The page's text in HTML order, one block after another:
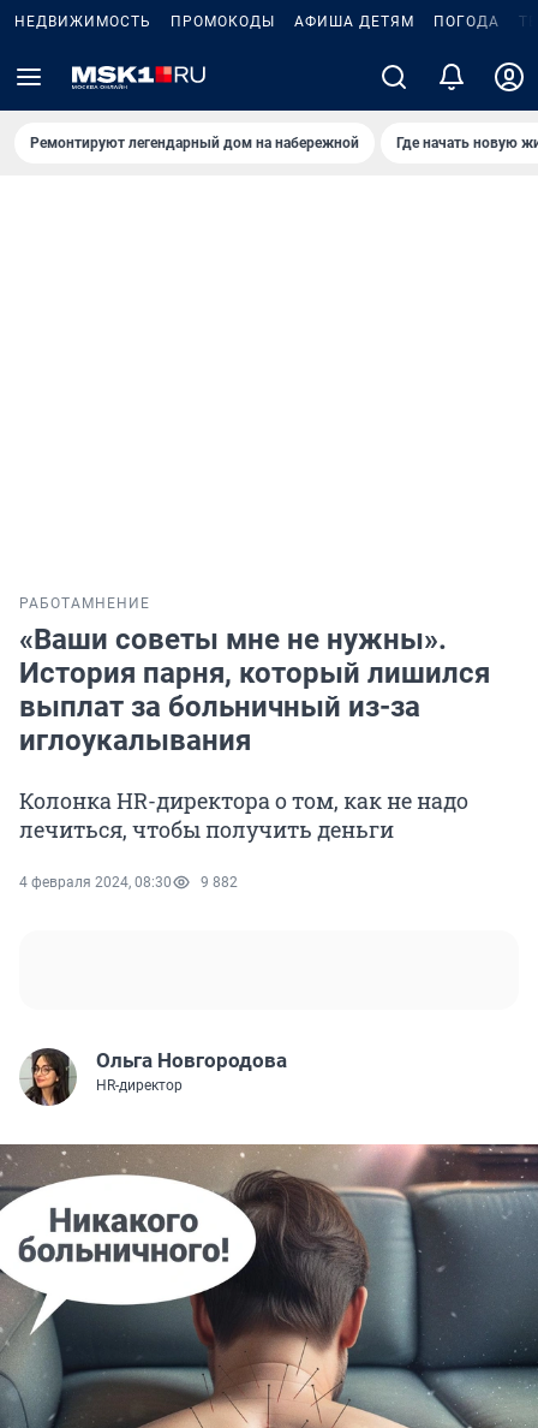
НЕДВИЖИМОСТЬ ПРОМОКОДЫ АФИША ДЕТЯМ ПОГОДА
Ремонтируют легендарный дом на набережной Где начать новую
РАБОТА МНЕНИЕ
«Ваши советы мне не нужны».
История парня, который лишился
выплат за больничный из-за
иглоукалывания
Колонка HR-директора о том, как не надо
лечиться, чтобы получить деньги
4 февраля 2024, 08:30 9 882
Ольга Новгородова
HR-директор